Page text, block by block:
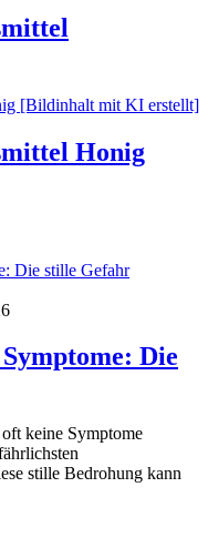
Honig
Die
keine Symptome
stille Bedrohung kann